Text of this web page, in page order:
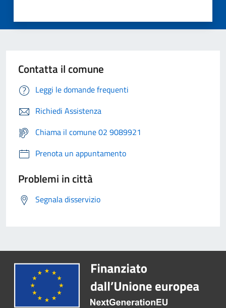
Contatta il comune
Leggi le domande frequenti
Richiedi Assistenza
Chiama il comune 02 9089921
Prenota un appuntamento
Problemi in città
Segnala disservizio